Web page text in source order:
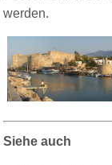
werden.
Siehe auch